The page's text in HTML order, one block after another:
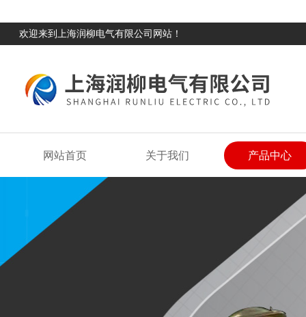
欢迎来到上海润柳电气有限公司网站！
网站首页 关于我们 产品中心